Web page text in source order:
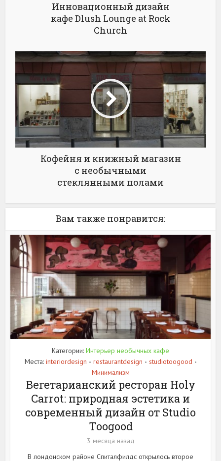
Инновационный дизайн
кафе Dlush Lounge at Rock
Church
Кофейня и книжный магазин
с необычными
стеклянными полами
Вам также понравится:
Категории: Интерьер необычных кафе
Места: interiordesign • restaurantdesign • studiotoogood •
Минимализм
Вегетарианский ресторан Holy
Carrot: природная эстетика и
современный дизайн от Studio
Toogood
3 месяца назад
В лондонском районе Спиталфилдс открылось второе